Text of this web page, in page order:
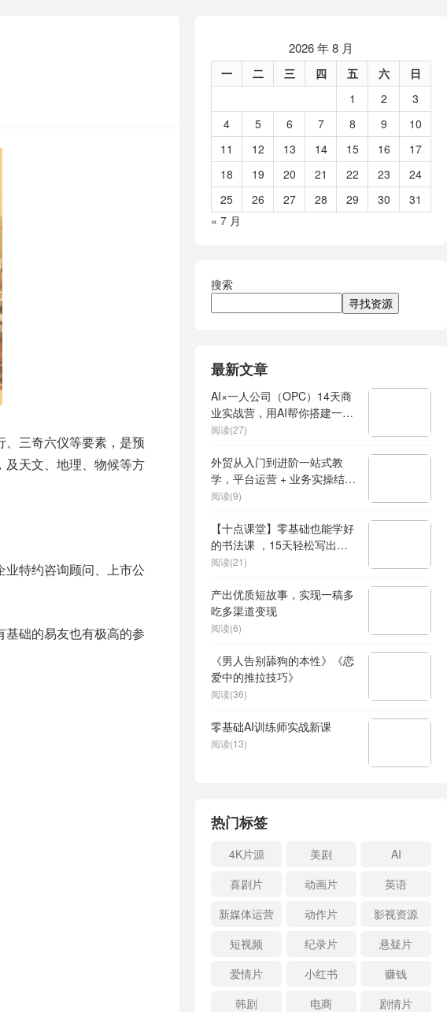
三奇六仪等要素，是预
及天文、地理、物候等方
特约咨询顾问、上市公
础的易友也有极高的参
2026 年 8 月
一 二 三 四 五 六
日
1
2
3
4
5 6 7 8 9
10
11
12 13 14 15 16
17
18
19 20 21 22 23
24
25
26 27 28 29 30
31
« 7 月
搜索
寻找资源
最新文章
AI×一人公司（OPC）14天商
业实战营，用AI帮你搭建一个
属于你自己的、能独立賺钱的
阅读(27)
外贸从入门到进阶一站式教
学，平台运营 + 业务实操结
合，实现业绩稳步增长
阅读(9)
【十点课堂】零基础也能学好
的书法课 ，15天轻松写出漂
亮人生
阅读(21)
产出优质短故事，实现一稿多
吃多渠道变现
阅读(6)
《男人告别舔狗的本性》《恋
爱中的推拉技巧》
阅读(36)
零基础AI训练师实战新课
阅读(13)
热门标签
4K片源 美剧
AI
喜剧片
动画片
英语
新媒体运营
动作片
影视资源
短视频
纪录片
悬疑片
爱情片
小红书
赚钱
韩剧
电商
剧情片